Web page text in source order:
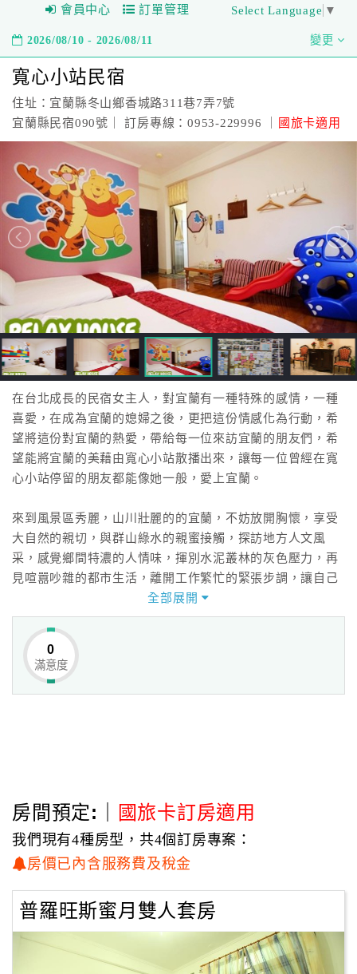
會員中心 訂單管理 Select Language ▼
2026/08/10 - 2026/08/11 變更
寬心小站民宿
住址：宜蘭縣冬山鄉香城路311巷7弄7號
宜蘭縣民宿090號｜ 訂房專線：0953-229996 ｜
國旅卡適用
在台北成長的民宿女主人，對宜蘭有一種特殊的感情，一種
喜愛，在成為宜蘭的媳婦之後，更把這份情感化為行動，希
望將這份對宜蘭的熱愛，帶給每一位來訪宜蘭的朋友們，希
望能將宜蘭的美藉由寬心小站散播出來，讓每一位曾經在寬
心小站停留的朋友都能像她一般，愛上宜蘭。
來到風景區秀麗，山川壯麗的的宜蘭，不妨放開胸懷，享受
大自然的親切，與群山綠水的親蜜接觸，探訪地方人文風
采，感覺鄉間特濃的人情味，揮別水泥叢林的灰色壓力，再
見喧囂吵雜的都市生活，離開工作繁忙的緊張步調，讓自己
的心靈放一個假，在寬心小站裡獲得舒緩，在寬心小站裡得
到休息。
宜蘭寬心小站以最精緻豪華的佈置，尊寵每一位來到寬心小
站的朋友們，以最親切細膩的服務，拉近你我之間的距離，
讓你在寬心小站得到的不只是一夜好眠，而是一種悠閒、一
值的家庭旅遊首選，讓您在木香中享受如家般的自在慢活空
間。
全部展開
0
滿意度
房間預定:｜ 國旅卡訂房適用
我們現有4種房型，共4個訂房專案：
房價已內含服務費及稅金
普羅旺斯蜜月雙人套房